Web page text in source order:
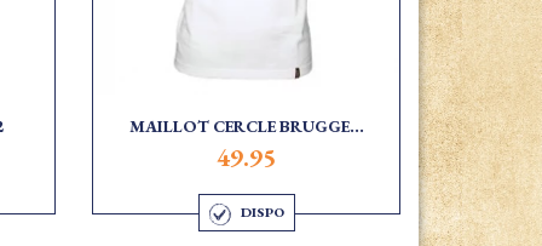
MAILLOT CERCLE BRUGGE...
49.95
DISPO